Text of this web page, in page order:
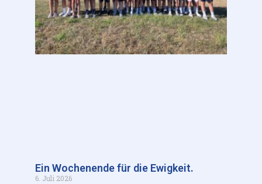
Ein Wochenende für die Ewigkeit.
6. Juli 2026